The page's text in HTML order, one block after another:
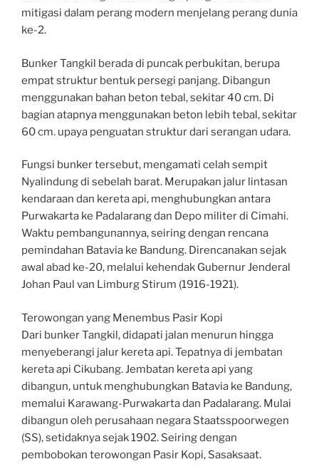
mitigasi dalam perang modern menjelang perang dunia
ke-2.
Bunker Tangkil berada di puncak perbukitan, berupa
empat struktur bentuk persegi panjang. Dibangun
menggunakan bahan beton tebal, sekitar 40 cm. Di
bagian atapnya menggunakan beton lebih tebal, sekitar
60 cm. upaya penguatan struktur dari serangan udara.
Fungsi bunker tersebut, mengamati celah sempit
Nyalindung di sebelah barat. Merupakan jalur lintasan
kendaraan dan kereta api, menghubungkan antara
Purwakarta ke Padalarang dan Depo militer di Cimahi.
Waktu pembangunannya, seiring dengan rencana
pemindahan Batavia ke Bandung. Direncanakan sejak
awal abad ke-20, melalui kehendak Gubernur Jenderal
Johan Paul van Limburg Stirum (1916-1921).
Terowongan yang Menembus Pasir Kopi
Dari bunker Tangkil, didapati jalan menurun hingga
menyeberangi jalur kereta api. Tepatnya di jembatan
kereta api Cikubang. Jembatan kereta api yang
dibangun, untuk menghubungkan Batavia ke Bandung,
memalui Karawang-Purwakarta dan Padalarang. Mulai
dibangun oleh perusahaan negara Staatsspoorwegen
(SS), setidaknya sejak 1902. Seiring dengan
pembobokan terowongan Pasir Kopi, Sasaksaat.